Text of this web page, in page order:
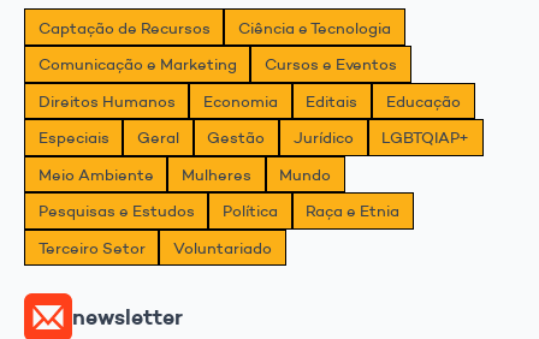
Captação de Recursos
Ciência e Tecnologia
Comunicação e Marketing
Cursos e Eventos
Direitos Humanos
Economia Editais
Educação
Especiais
Geral Gestão Jurídico
LGBTQIAP+
Meio Ambiente
Mulheres
Mundo
Pesquisas e Estudos
Política
Raça e Etnia
Terceiro Setor
Voluntariado
newsletter